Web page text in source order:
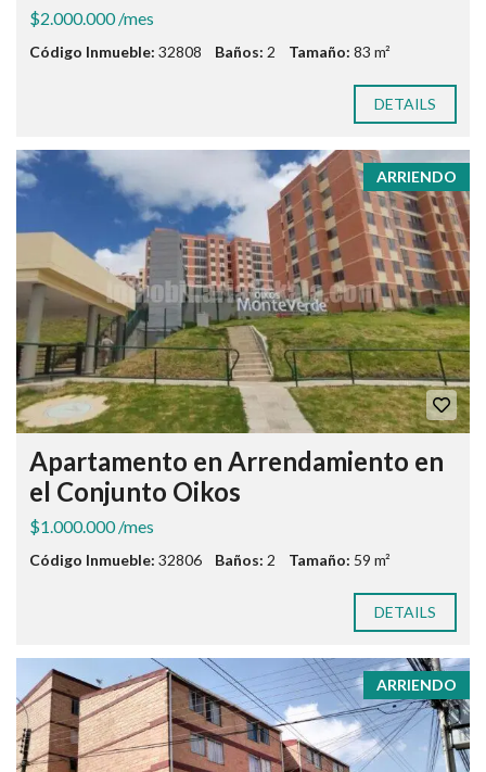
$2.000.000 /mes
Código Inmueble: 32808 Baños: 2 Tamaño: 83 m²
DETAILS
ARRIENDO
Apartamento en Arrendamiento en
el Conjunto Oikos
$1.000.000 /mes
Código Inmueble: 32806 Baños: 2 Tamaño: 59 m²
DETAILS
ARRIENDO